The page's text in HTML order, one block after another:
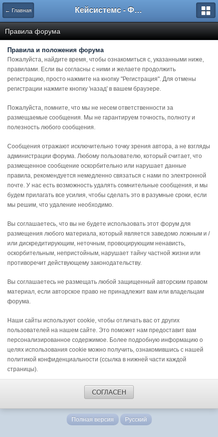
← Главная Кейсистемс - Форумы
Правила форума
Правила и положения форума
Пожалуйста, найдите время, чтобы ознакомиться с, указанными ниже,
правилами. Если вы согласны с ними и желаете продолжить
регистрацию, просто нажмите на кнопку "Регистрация". Для отмены
регистрации нажмите кнопку 'назад' в вашем браузере.
Пожалуйста, помните, что мы не несем ответственности за
размещаемые сообщения. Мы не гарантируем точность, полноту и
полезность любого сообщения.
Сообщения отражают исключительно точку зрения автора, а не взгляды
администрации форума. Любому пользователю, который считает, что
размещенное сообщение оскорбительно или нарушает данные
правила, рекомендуется немедленно связаться с нами по электронной
почте. У нас есть возможность удалять сомнительные сообщения, и мы
будем прилагать все усилия, чтобы сделать это в разумные сроки, если
мы решим, что удаление необходимо.
Вы соглашаетесь, что вы не будете использовать этот форум для
размещения любого материала, который является заведомо ложным и /
или дискредитирующим, неточным, провоцирующим ненависть,
оскорбительным, непристойным, нарушает тайну частной жизни или
противоречит действующему законодательству.
Вы соглашаетесь не размещать любой защищенный авторским правом
материал, если авторское право не принадлежит вам или владельцам
форума.
Наши сайты используют cookie, чтобы отличать вас от других
пользователей на нашем сайте. Это поможет нам предоставит вам
персонализированное содержимое. Более подробную информацию о
целях использования cookie можно получить, ознакомившись с нашей
политикой конфиденциальности (ссылка в нижней части каждой
страницы).
СОГЛАСЕН
Полная версия Русский